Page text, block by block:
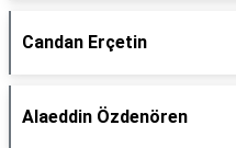
Candan Erçetin
Alaeddin Özdenören